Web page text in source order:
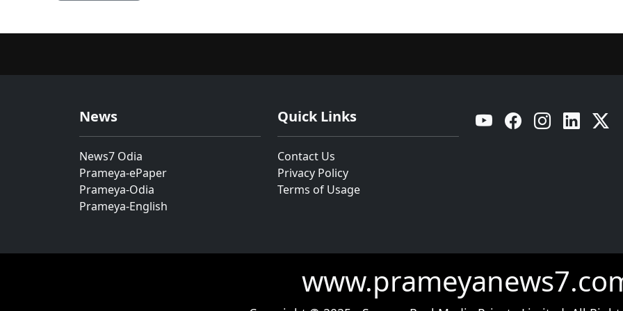
News
News7 Odia
Prameya-ePaper
Prameya-Odia
Prameya-English
Quick Links
Contact Us
Privacy Policy
Terms of Usage
YouTube Facebook Instagram